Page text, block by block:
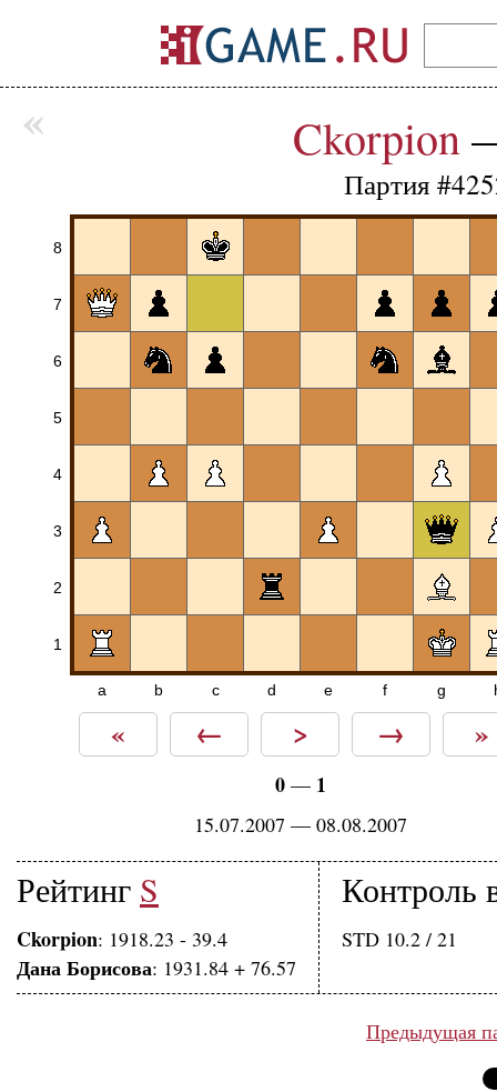
Ckorpion
Партия
8
7
6
5
4
3
2
1
a b c d e f g
« ← > → »
0— 1
15.07.2007 — 08.08.2007
Рейтинг S
Ckorpion: 1918.23 - 39.4
Дана Борисова: 1931.84 + 76.57
Контроль
STD 10.2 / 21
Предыдущая
«